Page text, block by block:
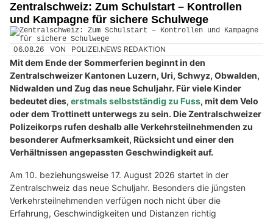
Zentralschweiz: Zum Schulstart – Kontrollen
und Kampagne für sichere Schulwege
06.08.26 VON POLIZEI.NEWS REDAKTION
Mit dem Ende der Sommerferien beginnt in den
Zentralschweizer Kantonen Luzern, Uri, Schwyz, Obwalden,
Nidwalden und Zug das neue Schuljahr. Für viele Kinder
bedeutet dies, erstmals selbstständig zu Fuss, mit dem Velo
oder dem Trottinett unterwegs zu sein. Die Zentralschweizer
Polizeikorps rufen deshalb alle Verkehrsteilnehmenden zu
besonderer Aufmerksamkeit, Rücksicht und einer den
Verhältnissen angepassten Geschwindigkeit auf.
Am 10. beziehungsweise 17. August 2026 startet in der
Zentralschweiz das neue Schuljahr. Besonders die jüngsten
Verkehrsteilnehmenden verfügen noch nicht über die
Erfahrung, Geschwindigkeiten und Distanzen richtig